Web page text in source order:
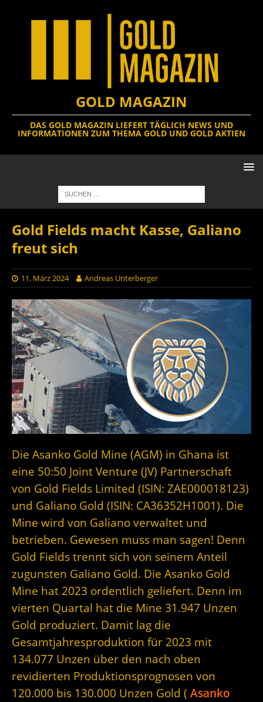
GOLD MAGAZIN
DAS GOLD MAGAZIN LIEFERT TÄGLICH NEWS UND
INFORMATIONEN ZUM THEMA GOLD UND GOLD AKTIEN
Gold Fields macht Kasse, Galiano
freut sich
11. März 2024 Andreas Unterberger
Die Asanko Gold Mine (AGM) in Ghana ist
eine 50:50 Joint Venture (JV) Partnerschaft
von Gold Fields Limited (ISIN: ZAE000018123)
und Galiano Gold (ISIN: CA36352H1001). Die
Mine wird von Galiano verwaltet und
betrieben. Gewesen muss man sagen! Denn
Gold Fields trennt sich von seinem Anteil
zugunsten Galiano Gold. Die Asanko Gold
Mine hat 2023 ordentlich geliefert. Denn im
vierten Quartal hat die Mine 31.947 Unzen
Gold produziert. Damit lag die
Gesamtjahresproduktion für 2023 mit
134.077 Unzen über den nach oben
revidierten Produktionsprognosen von
120.000 bis 130.000 Unzen Gold ( Asanko